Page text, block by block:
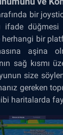
bir
ifade
herhangi bir
aşina
sağ kısmı
size
gereken
haritalarda